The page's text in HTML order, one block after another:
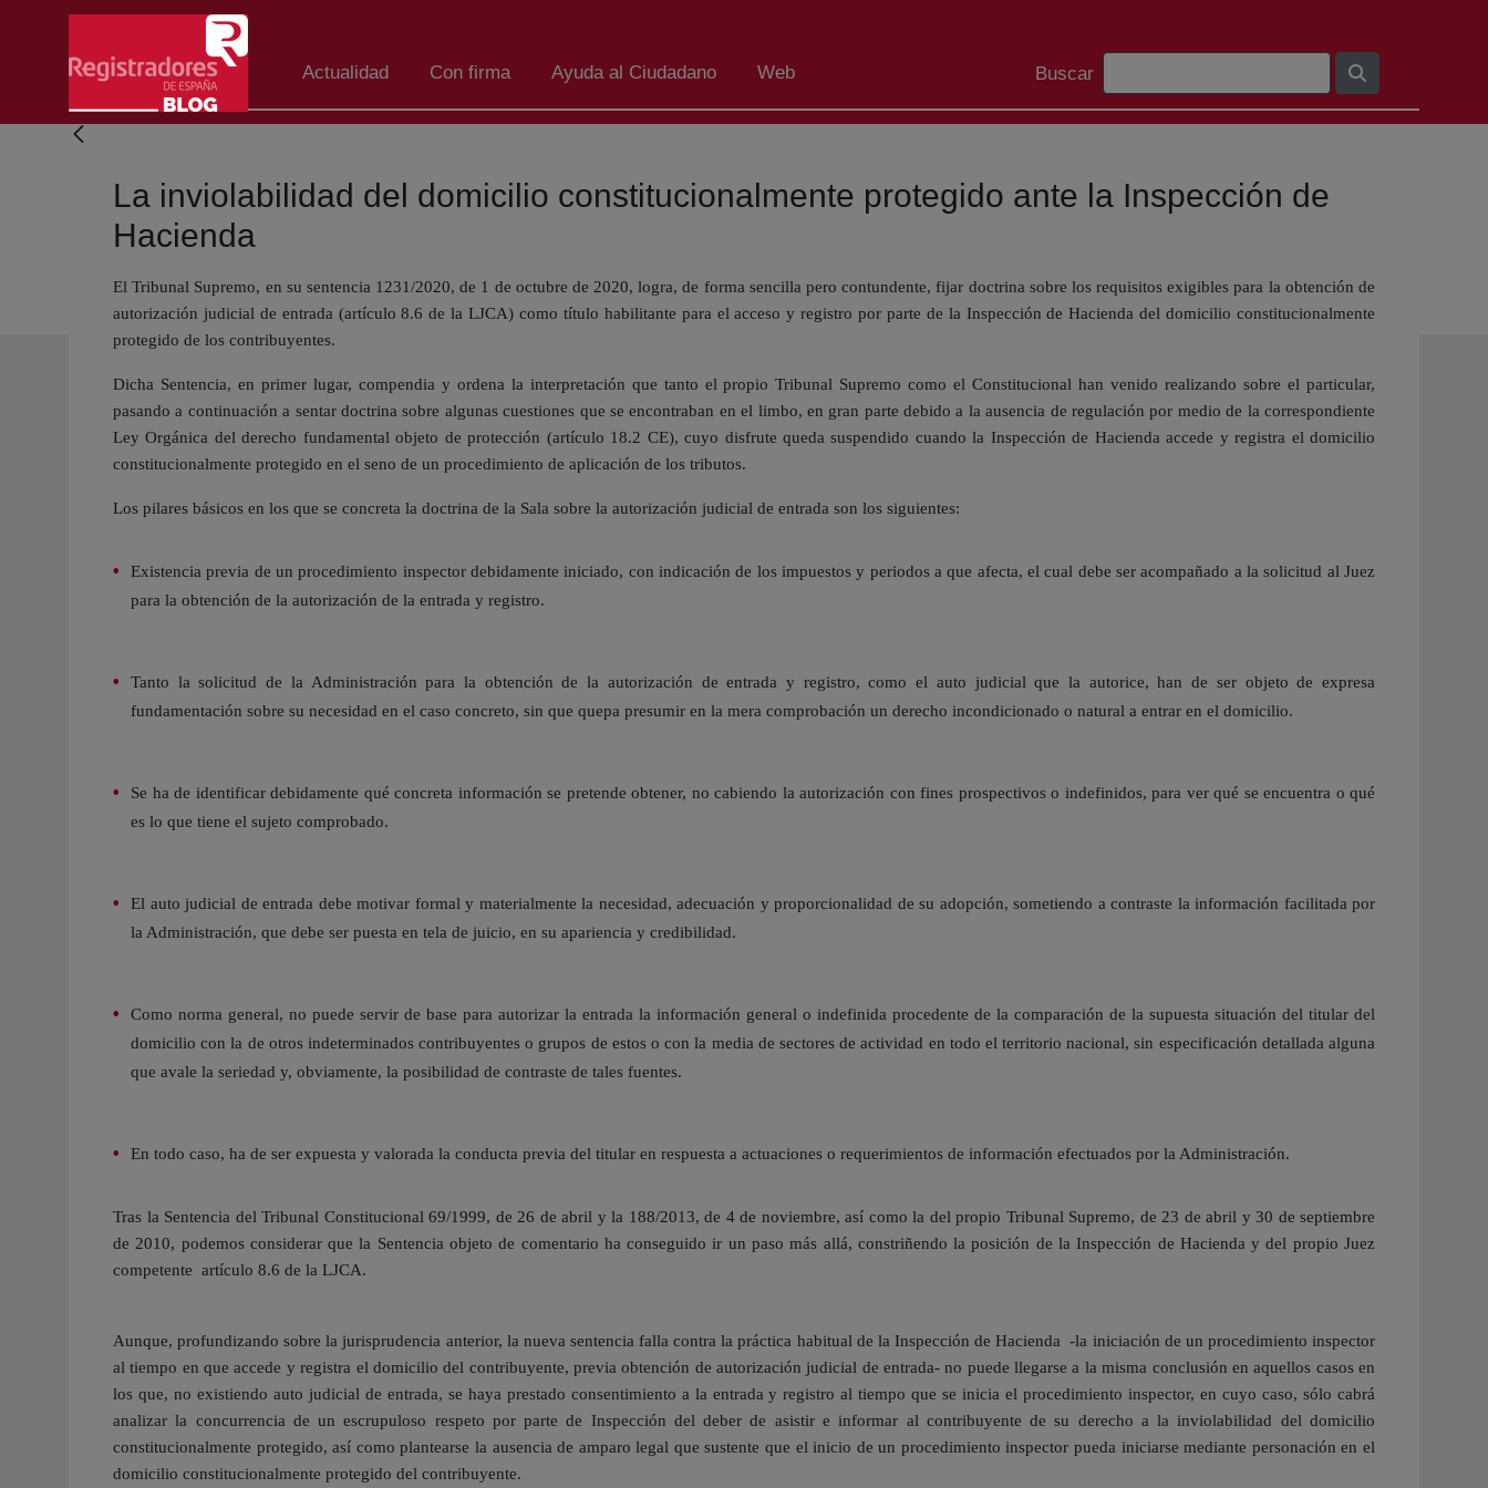
Salta al contingut principal
Actualidad Con firma Ayuda al Ciudadano Web
Barra de cerca
Buscar
La inviolabilidad del domicilio constitucionalmente protegido ante la Inspección de
Hacienda
El Tribunal Supremo, en su sentencia 1231/2020, de 1 de octubre de 2020, logra, de forma sencilla pero contundente, fijar doctrina sobre los requisitos exigibles para la obtención de
autorización judicial de entrada (artículo 8.6 de la LJCA) como título habilitante para el acceso y registro por parte de la Inspección de Hacienda del domicilio constitucionalmente
protegido de los contribuyentes.
Dicha Sentencia, en primer lugar, compendia y ordena la interpretación que tanto el propio Tribunal Supremo como el Constitucional han venido realizando sobre el particular,
pasando a continuación a sentar doctrina sobre algunas cuestiones que se encontraban en el limbo, en gran parte debido a la ausencia de regulación por medio de la correspondiente
Ley Orgánica del derecho fundamental objeto de protección (artículo 18.2 CE), cuyo disfrute queda suspendido cuando la Inspección de Hacienda accede y registra el domicilio
constitucionalmente protegido en el seno de un procedimiento de aplicación de los tributos.
Los pilares básicos en los que se concreta la doctrina de la Sala sobre la autorización judicial de entrada son los siguientes:
Existencia previa de un procedimiento inspector debidamente iniciado, con indicación de los impuestos y periodos a que afecta, el cual debe ser acompañado a la solicitud al Juez
para la obtención de la autorización de la entrada y registro.
Tanto la solicitud de la Administración para la obtención de la autorización de entrada y registro, como el auto judicial que la autorice, han de ser objeto de expresa
fundamentación sobre su necesidad en el caso concreto, sin que quepa presumir en la mera comprobación un derecho incondicionado o natural a entrar en el domicilio.
Se ha de identificar debidamente qué concreta información se pretende obtener, no cabiendo la autorización con fines prospectivos o indefinidos, para ver qué se encuentra o qué
es lo que tiene el sujeto comprobado.
El auto judicial de entrada debe motivar formal y materialmente la necesidad, adecuación y proporcionalidad de su adopción, sometiendo a contraste la información facilitada por
la Administración, que debe ser puesta en tela de juicio, en su apariencia y credibilidad.
Como norma general, no puede servir de base para autorizar la entrada la información general o indefinida procedente de la comparación de la supuesta situación del titular del
domicilio con la de otros indeterminados contribuyentes o grupos de estos o con la media de sectores de actividad en todo el territorio nacional, sin especificación detallada alguna
que avale la seriedad y, obviamente, la posibilidad de contraste de tales fuentes.
En todo caso, ha de ser expuesta y valorada la conducta previa del titular en respuesta a actuaciones o requerimientos de información efectuados por la Administración.
Tras la Sentencia del Tribunal Constitucional 69/1999, de 26 de abril y la 188/2013, de 4 de noviembre, así como la del propio Tribunal Supremo, de 23 de abril y 30 de septiembre
de 2010, podemos considerar que la Sentencia objeto de comentario ha conseguido ir un paso más allá, constriñendo la posición de la Inspección de Hacienda y del propio Juez
competente artículo 8.6 de la LJCA.
Aunque, profundizando sobre la jurisprudencia anterior, la nueva sentencia falla contra la práctica habitual de la Inspección de Hacienda -la iniciación de un procedimiento inspector
al tiempo en que accede y registra el domicilio del contribuyente, previa obtención de autorización judicial de entrada- no puede llegarse a la misma conclusión en aquellos casos en
los que, no existiendo auto judicial de entrada, se haya prestado consentimiento a la entrada y registro al tiempo que se inicia el procedimiento inspector, en cuyo caso, sólo cabrá
analizar la concurrencia de un escrupuloso respeto por parte de Inspección del deber de asistir e informar al contribuyente de su derecho a la inviolabilidad del domicilio
constitucionalmente protegido, así como plantearse la ausencia de amparo legal que sustente que el inicio de un procedimiento inspector pueda iniciarse mediante personación en el
domicilio constitucionalmente protegido del contribuyente.